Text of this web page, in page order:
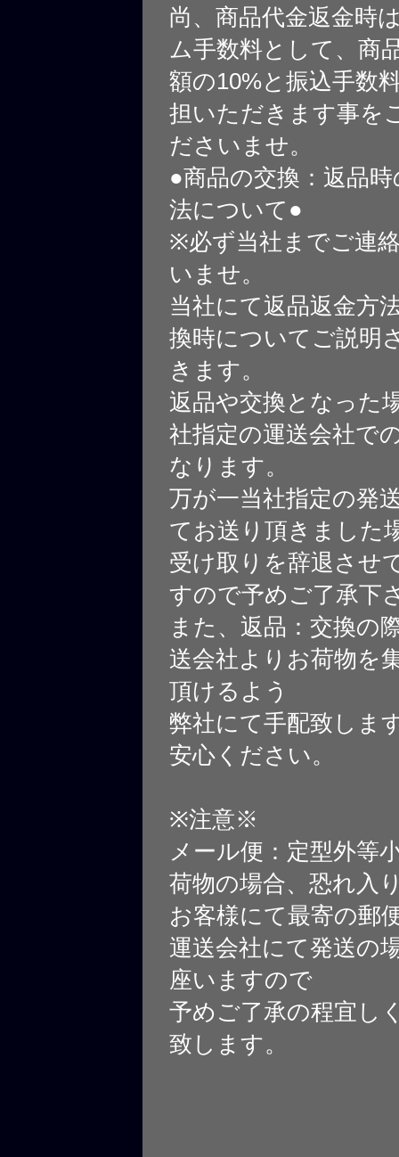
尚、商品代金返金時
ム手数料として、商
額の10%と振込手数
担いただきます事を
ださいませ。
●商品の交換：返品
法について●
※必ず当社までご連
いませ。
当社にて返品返金方
換時についてご説明
きます。
返品や交換となった
社指定の運送会社で
なります。
万が一当社指定の発
てお送り頂きました
受け取りを辞退させ
すので予めご了承下
また、返品：交換の
送会社よりお荷物を
頂けるよう
弊社にて手配致しま
安心ください。
※注意※
メール便：定型外等
荷物の場合、恐れ入
お客様にて最寄の郵
運送会社にて発送の
座いますので
予めご了承の程宜し
致します。